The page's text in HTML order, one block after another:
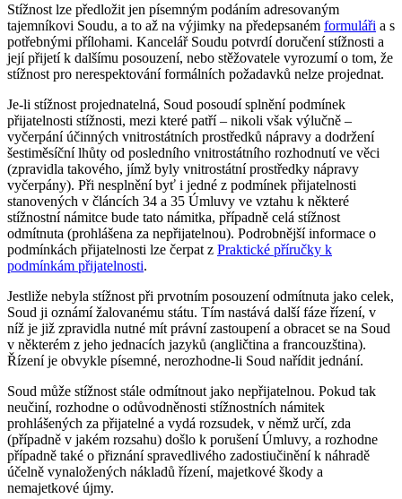
Stížnost lze předložit jen písemným podáním adresovaným
tajemníkovi Soudu, a to až na výjimky na předepsaném formuláři a s
potřebnými přílohami. Kancelář Soudu potvrdí doručení stížnosti a
její přijetí k dalšímu posouzení, nebo stěžovatele vyrozumí o tom, že
stížnost pro nerespektování formálních požadavků nelze projednat.
Je-li stížnost projednatelná, Soud posoudí splnění podmínek
přijatelnosti stížnosti, mezi které patří – nikoli však výlučně –
vyčerpání účinných vnitrostátních prostředků nápravy a dodržení
šestiměsíční lhůty od posledního vnitrostátního rozhodnutí ve věci
(zpravidla takového, jímž byly vnitrostátní prostředky nápravy
vyčerpány). Při nesplnění byť i jedné z podmínek přijatelnosti
stanovených v článcích 34 a 35 Úmluvy ve vztahu k některé
stížnostní námitce bude tato námitka, případně celá stížnost
odmítnuta (prohlášena za nepřijatelnou). Podrobnější informace o
podmínkách přijatelnosti lze čerpat z Praktické příručky k
podmínkám přijatelnosti.
Jestliže nebyla stížnost při prvotním posouzení odmítnuta jako celek,
Soud ji oznámí žalovanému státu. Tím nastává další fáze řízení, v
níž je již zpravidla nutné mít právní zastoupení a obracet se na Soud
v některém z jeho jednacích jazyků (angličtina a francouzština).
Řízení je obvykle písemné, nerozhodne-li Soud nařídit jednání.
Soud může stížnost stále odmítnout jako nepřijatelnou. Pokud tak
neučiní, rozhodne o odůvodněnosti stížnostních námitek
prohlášených za přijatelné a vydá rozsudek, v němž určí, zda
(případně v jakém rozsahu) došlo k porušení Úmluvy, a rozhodne
případně také o přiznání spravedlivého zadostiučinění k náhradě
účelně vynaložených nákladů řízení, majetkové škody a
nemajetkové újmy.